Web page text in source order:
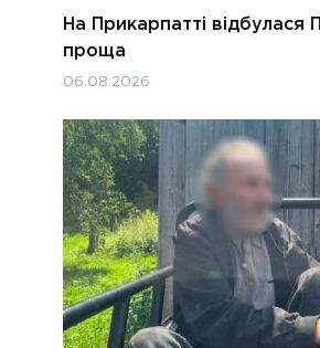
На Прикарпатті відбулася
проща
06.08.2026